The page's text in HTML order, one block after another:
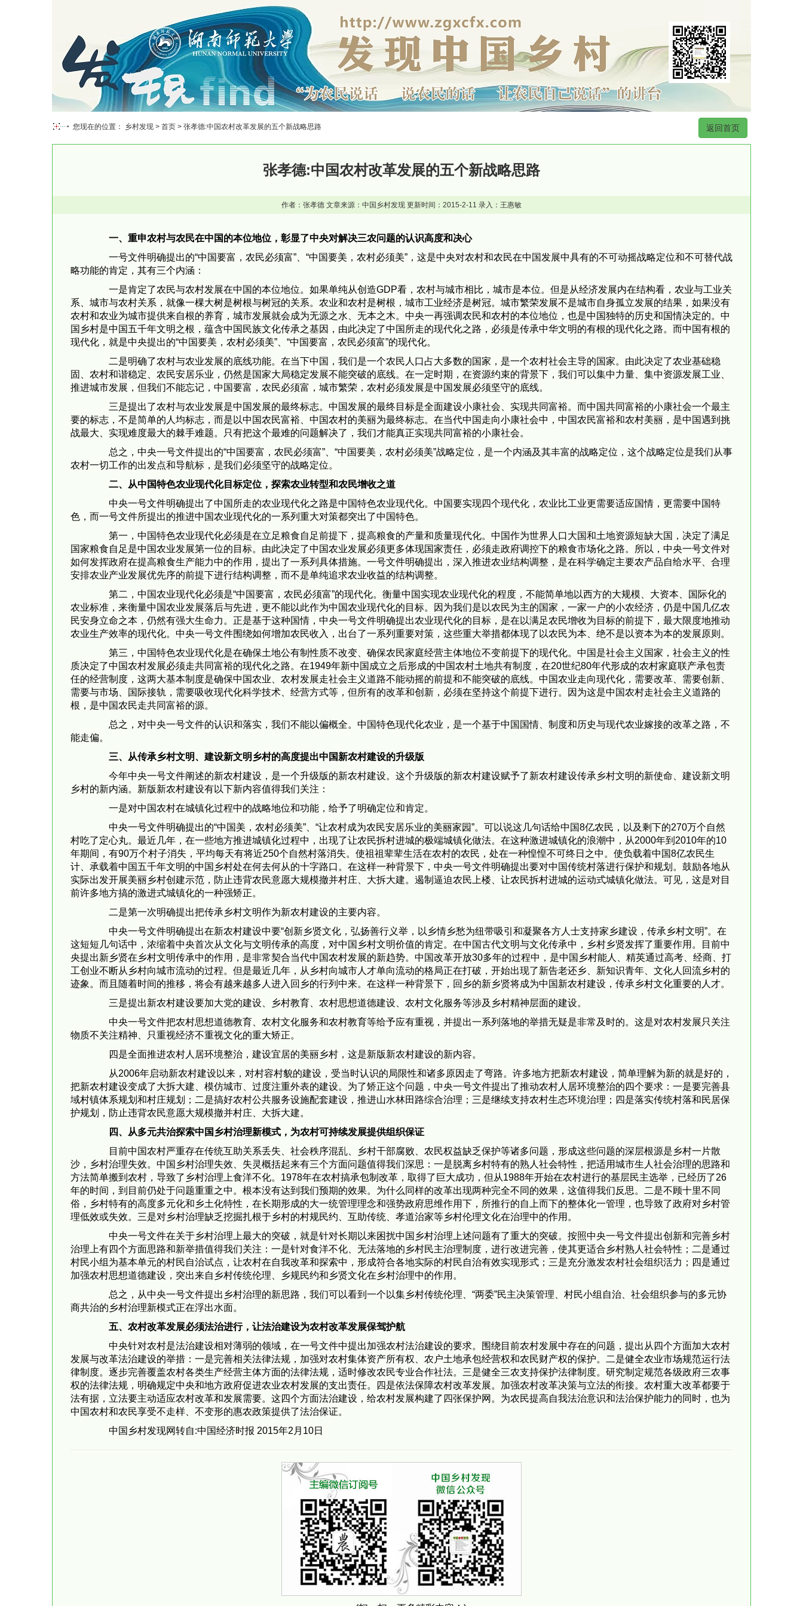
您现在的位置： 乡村发现 > 首页 > 张孝德:中国农村改革发展的五个新战略思路 返回首页
张孝德:中国农村改革发展的五个新战略思路
作者：张孝德 文章来源：中国乡村发现 更新时间：2015-2-11 录入：王惠敏
一、重申农村与农民在中国的本位地位，彰显了中央对解决三农问题的认识高度和决心
一号文件明确提出的“中国要富，农民必须富”、“中国要美，农村必须美”，这是中央对农村和农民在中国发展中具有的不可动摇战略定位和不可替代战
略功能的肯定，其有三个内涵：
一是肯定了农民与农村发展在中国的本位地位。如果单纯从创造GDP看，农村与城市相比，城市是本位。但是从经济发展内在结构看，农业与工业关
系、城市与农村关系，就像一棵大树是树根与树冠的关系。农业和农村是树根，城市工业经济是树冠。城市繁荣发展不是城市自身孤立发展的结果，如果没有
农村和农业为城市提供来自根的养育，城市发展就会成为无源之水、无本之木。中央一再强调农民和农村的本位地位，也是中国独特的历史和国情决定的。中
国乡村是中国五千年文明之根，蕴含中国民族文化传承之基因，由此决定了中国所走的现代化之路，必须是传承中华文明的有根的现代化之路。而中国有根的
现代化，就是中央提出的“中国要美，农村必须美”、“中国要富，农民必须富”的现代化。
二是明确了农村与农业发展的底线功能。在当下中国，我们是一个农民人口占大多数的国家，是一个农村社会主导的国家。由此决定了农业基础稳
固、农村和谐稳定、农民安居乐业，仍然是国家大局稳定发展不能突破的底线。在一定时期，在资源约束的背景下，我们可以集中力量、集中资源发展工业、
推进城市发展，但我们不能忘记，中国要富，农民必须富，城市繁荣，农村必须发展是中国发展必须坚守的底线。
三是提出了农村与农业发展是中国发展的最终标志。中国发展的最终目标是全面建设小康社会、实现共同富裕。而中国共同富裕的小康社会一个最主
要的标志，不是简单的人均标志，而是以中国农民富裕、中国农村的美丽为最终标志。在当代中国走向小康社会中，中国农民富裕和农村美丽，是中国遇到挑
战最大、实现难度最大的棘手难题。只有把这个最难的问题解决了，我们才能真正实现共同富裕的小康社会。
总之，中央一号文件提出的“中国要富，农民必须富”、“中国要美，农村必须美”战略定位，是一个内涵及其丰富的战略定位，这个战略定位是我们从事
农村一切工作的出发点和导航标，是我们必须坚守的战略定位。
二、从中国特色农业现代化目标定位，探索农业转型和农民增收之道
中央一号文件明确提出了中国所走的农业现代化之路是中国特色农业现代化。中国要实现四个现代化，农业比工业更需要适应国情，更需要中国特
色，而一号文件所提出的推进中国农业现代化的一系列重大对策都突出了中国特色。
第一，中国特色农业现代化必须是在立足粮食自足前提下，提高粮食的产量和质量现代化。中国作为世界人口大国和土地资源短缺大国，决定了满足
国家粮食自足是中国农业发展第一位的目标。由此决定了中国农业发展必须更多体现国家责任，必须走政府调控下的粮食市场化之路。所以，中央一号文件对
如何发挥政府在提高粮食生产能力中的作用，提出了一系列具体措施。一号文件明确提出，深入推进农业结构调整，是在科学确定主要农产品自给水平、合理
安排农业产业发展优先序的前提下进行结构调整，而不是单纯追求农业收益的结构调整。
第二，中国农业现代化必须是“中国要富，农民必须富”的现代化。衡量中国实现农业现代化的程度，不能简单地以西方的大规模、大资本、国际化的
农业标准，来衡量中国农业发展落后与先进，更不能以此作为中国农业现代化的目标。因为我们是以农民为主的国家，一家一户的小农经济，仍是中国几亿农
民安身立命之本，仍然有强大生命力。正是基于这种国情，中央一号文件明确提出农业现代化的目标，是在以满足农民增收为目标的前提下，最大限度地推动
农业生产效率的现代化。中央一号文件围绕如何增加农民收入，出台了一系列重要对策，这些重大举措都体现了以农民为本、绝不是以资本为本的发展原则。
第三，中国特色农业现代化是在确保土地公有制性质不改变、确保农民家庭经营主体地位不变前提下的现代化。中国是社会主义国家，社会主义的性
质决定了中国农村发展必须走共同富裕的现代化之路。在1949年新中国成立之后形成的中国农村土地共有制度，在20世纪80年代形成的农村家庭联产承包责
任的经营制度，这两大基本制度是确保中国农业、农村发展走社会主义道路不能动摇的前提和不能突破的底线。中国农业走向现代化，需要改革、需要创新、
需要与市场、国际接轨，需要吸收现代化科学技术、经营方式等，但所有的改革和创新，必须在坚持这个前提下进行。因为这是中国农村走社会主义道路的
根，是中国农民走共同富裕的源。
总之，对中央一号文件的认识和落实，我们不能以偏概全。中国特色现代化农业，是一个基于中国国情、制度和历史与现代农业嫁接的改革之路，不
能走偏。
三、从传承乡村文明、建设新文明乡村的高度提出中国新农村建设的升级版
今年中央一号文件阐述的新农村建设，是一个升级版的新农村建设。这个升级版的新农村建设赋予了新农村建设传承乡村文明的新使命、建设新文明
乡村的新内涵。新版新农村建设有以下新内容值得我们关注：
一是对中国农村在城镇化过程中的战略地位和功能，给予了明确定位和肯定。
中央一号文件明确提出的“中国美，农村必须美”、“让农村成为农民安居乐业的美丽家园”。可以说这几句话给中国8亿农民，以及剩下的270万个自然
村吃了定心丸。最近几年，在一些地方推进城镇化过程中，出现了让农民拆村进城的极端城镇化做法。在这种激进城镇化的浪潮中，从2000年到2010年的10
年期间，有90万个村子消失，平均每天有将近250个自然村落消失。使祖祖辈辈生活在农村的农民，处在一种惶惶不可终日之中。使负载着中国8亿农民生
计、承载着中国五千年文明的中国乡村处在何去何从的十字路口。在这样一种背景下，中央一号文件明确提出要对中国传统村落进行保护和规划。鼓励各地从
实际出发开展美丽乡村创建示范，防止违背农民意愿大规模撤并村庄、大拆大建。遏制逼迫农民上楼、让农民拆村进城的运动式城镇化做法。可见，这是对目
前许多地方搞的激进式城镇化的一种强矫正。
二是第一次明确提出把传承乡村文明作为新农村建设的主要内容。
中央一号文件明确提出在新农村建设中要“创新乡贤文化，弘扬善行义举，以乡情乡愁为纽带吸引和凝聚各方人士支持家乡建设，传承乡村文明”。在
这短短几句话中，浓缩着中央首次从文化与文明传承的高度，对中国乡村文明价值的肯定。在中国古代文明与文化传承中，乡村乡贤发挥了重要作用。目前中
央提出新乡贤在乡村文明传承中的作用，是非常契合当代中国农村发展的新趋势。中国改革开放30多年的过程中，是中国乡村能人、精英通过高考、经商、打
工创业不断从乡村向城市流动的过程。但是最近几年，从乡村向城市人才单向流动的格局正在打破，开始出现了新告老还乡、新知识青年、文化人回流乡村的
迹象。而且随着时间的推移，将会有越来越多人进入回乡的行列中来。在这样一种背景下，回乡的新乡贤将成为中国新农村建设，传承乡村文化重要的人才。
三是提出新农村建设要加大党的建设、乡村教育、农村思想道德建设、农村文化服务等涉及乡村精神层面的建设。
中央一号文件把农村思想道德教育、农村文化服务和农村教育等给予应有重视，并提出一系列落地的举措无疑是非常及时的。这是对农村发展只关注
物质不关注精神、只重视经济不重视文化的重大矫正。
四是全面推进农村人居环境整治，建设宜居的美丽乡村，这是新版新农村建设的新内容。
从2006年启动新农村建设以来，对村容村貌的建设，受当时认识的局限性和诸多原因走了弯路。许多地方把新农村建设，简单理解为新的就是好的，
把新农村建设变成了大拆大建、模仿城市、过度注重外表的建设。为了矫正这个问题，中央一号文件提出了推动农村人居环境整治的四个要求：一是要完善县
域村镇体系规划和村庄规划；二是搞好农村公共服务设施配套建设，推进山水林田路综合治理；三是继续支持农村生态环境治理；四是落实传统村落和民居保
护规划，防止违背农民意愿大规模撤并村庄、大拆大建。
四、从多元共治探索中国乡村治理新模式，为农村可持续发展提供组织保证
目前中国农村严重存在传统互助关系丢失、社会秩序混乱、乡村干部腐败、农民权益缺乏保护等诸多问题，形成这些问题的深层根源是乡村一片散
沙，乡村治理失效。中国乡村治理失效、失灵概括起来有三个方面问题值得我们深思：一是脱离乡村特有的熟人社会特性，把适用城市生人社会治理的思路和
方法简单搬到农村，导致了乡村治理上食洋不化。1978年在农村搞承包制改革，取得了巨大成功，但从1988年开始在农村进行的基层民主选举，已经历了26
年的时间，到目前仍处于问题重重之中。根本没有达到我们预期的效果。为什么同样的改革出现两种完全不同的效果，这值得我们反思。二是不顾十里不同
俗，乡村特有的高度多元化和乡土化特性，在长期形成的大一统管理理念和强势政府思维作用下，所推行的自上而下的整体化一管理，也导致了政府对乡村管
理低效或失效。三是对乡村治理缺乏挖掘扎根于乡村的村规民约、互助传统、孝道治家等乡村伦理文化在治理中的作用。
中央一号文件在关于乡村治理上最大的突破，就是针对长期以来困扰中国乡村治理上述问题有了重大的突破。按照中央一号文件提出创新和完善乡村
治理上有四个方面思路和新举措值得我们关注：一是针对食洋不化、无法落地的乡村民主治理制度，进行改进完善，使其更适合乡村熟人社会特性；二是通过
村民小组为基本单元的村民自治试点，让农村在自我改革和探索中，形成符合各地实际的村民自治有效实现形式；三是充分激发农村社会组织活力；四是通过
加强农村思想道德建设，突出来自乡村传统伦理、乡规民约和乡贤文化在乡村治理中的作用。
总之，从中央一号文件提出乡村治理的新思路，我们可以看到一个以集乡村传统伦理、“两委”民主决策管理、村民小组自治、社会组织参与的多元协
商共治的乡村治理新模式正在浮出水面。
五、农村改革发展必须法治进行，让法治建设为农村改革发展保驾护航
中央针对农村是法治建设相对薄弱的领域，在一号文件中提出加强农村法治建设的要求。围绕目前农村发展中存在的问题，提出从四个方面加大农村
发展与改革法治建设的举措：一是完善相关法律法规，加强对农村集体资产所有权、农户土地承包经营权和农民财产权的保护。二是健全农业市场规范运行法
律制度。逐步完善覆盖农村各类生产经营主体方面的法律法规，适时修改农民专业合作社法。三是健全三农支持保护法律制度。研究制定规范各级政府三农事
权的法律法规，明确规定中央和地方政府促进农业农村发展的支出责任。四是依法保障农村改革发展。加强农村改革决策与立法的衔接。农村重大改革都要于
法有据，立法要主动适应农村改革和发展需要。这四个方面法治建设，给农村发展构建了四张保护网。为农民提高自我法治意识和法治保护能力的同时，也为
中国农村和农民享受不走样、不变形的惠农政策提供了法治保证。
中国乡村发现网转自:中国经济时报 2015年2月10日